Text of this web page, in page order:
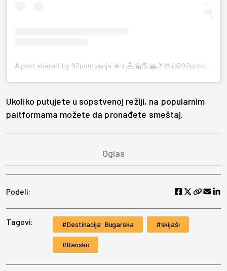
Ukoliko putujete u sopstvenoj režiji, na popularnim
paltformama možete da pronađete smeštaj.
Podeli:
Tagovi: Destinacija: Bugarska skijaši
Bansko